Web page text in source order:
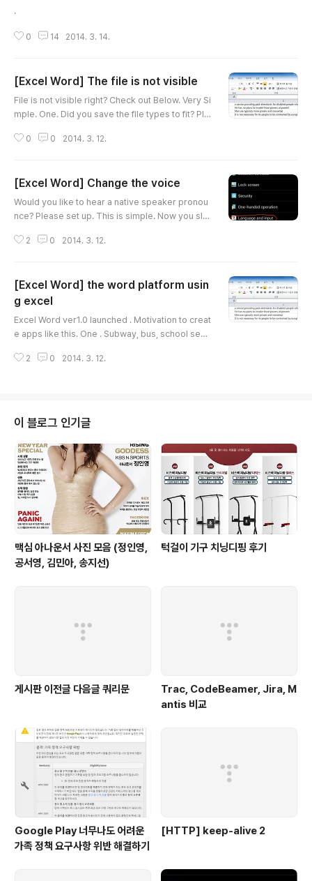
.
0 14 2014. 3. 14.
[Excel Word] The file is not visible
File is not visible right? Check out Below. Very Si
mple. One. Did you save the file types to fit? Ple
column" Enter your interpretation of the word in
pported.) Is not this does not help, please leave
a comment. 'll Process as fast as possible in rea
l ti..
0 0 2014. 3. 12.
[Excel Word] Change the voice
Would you like to hear a native speaker pronou
nce? Please set up. This is simple. Now you slo
s shown below. Really easy. 1. Select the Langu
nt to study Korean, Korean to select.
2 0 2014. 3. 12.
[Excel Word] the word platform usin
g excel
Excel Word ver1.0 launched . Motivation to creat
e apps like this. One . Subway, bus, school secr
iew in the book was quite a few stress . -> One-
w it . - > One Touch vocabulary words that you
want to edit the Excel..
2 0 2014. 3. 12.
이 블로그 인기글
맥심 아나운서 사진 모음 (정인영,
공서영, 김민아, 송지선)
턱걸이 기구 치닝디핑 후기
게시판 이전글 다음글 쿼리문
Trac, CodeBeamer, Jira, M
antis 비교
Google Play 너무나도 어려운
가족 정책 요구사항 위반 해결하기
[HTTP] keep-alive 2